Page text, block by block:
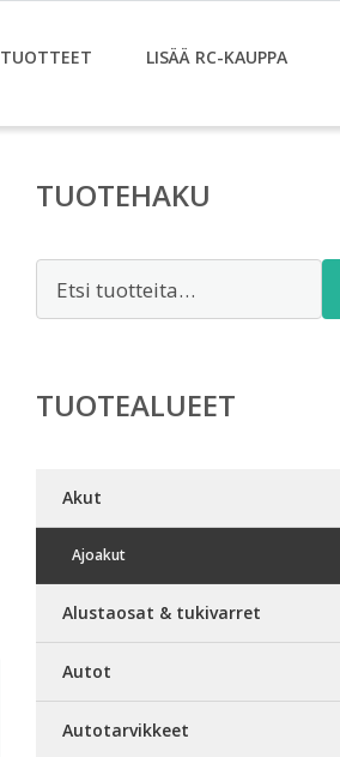
TUOTTEET LISÄÄ RC-KAUPPA
TUOTEHAKU
TUOTEALUEET
Akut
Ajoakut
Alustaosat & tukivarret
Autot
Autotarvikkeet